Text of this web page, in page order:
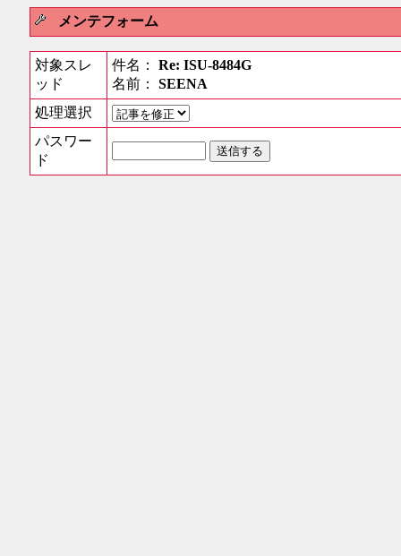
メンテフォーム
対象スレ
ッド
件名： Re: ISU-8484G
名前： SEENA
処理選択
パスワー
ド